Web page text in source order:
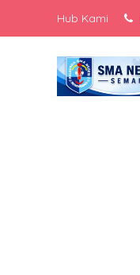
Hub Kami